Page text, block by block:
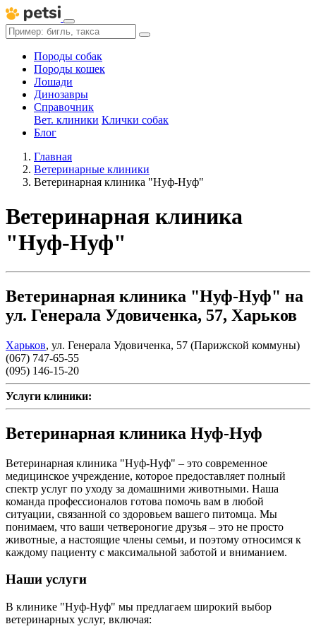
Породы собак
Породы кошек
Лошади
Динозавры
Справочник
Вет. клиники Клички собак
Блог
Главная
Ветеринарные клиники
Ветеринарная клиника "Нуф-Нуф"
Ветеринарная клиника
"Нуф-Нуф"
Ветеринарная клиника "Нуф-Нуф" на
ул. Генерала Удовиченка, 57, Харьков
Харьков, ул. Генерала Удовиченка, 57 (Парижской коммуны)
(067) 747-65-55
(095) 146-15-20
Услуги клиники:
Ветеринарная клиника Нуф-Нуф
Ветеринарная клиника "Нуф-Нуф" – это современное
медицинское учреждение, которое предоставляет полный
спектр услуг по уходу за домашними животными. Наша
команда профессионалов готова помочь вам в любой
ситуации, связанной со здоровьем вашего питомца. Мы
понимаем, что ваши четвероногие друзья – это не просто
животные, а настоящие члены семьи, и поэтому относимся к
каждому пациенту с максимальной заботой и вниманием.
Наши услуги
В клинике "Нуф-Нуф" мы предлагаем широкий выбор
ветеринарных услуг, включая: